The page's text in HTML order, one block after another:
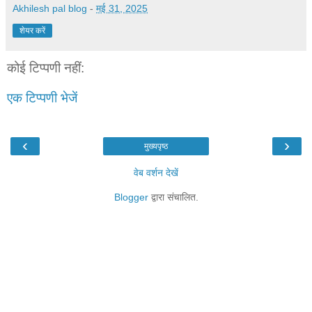
Akhilesh pal blog - मई 31, 2025
शेयर करें
कोई टिप्पणी नहीं:
एक टिप्पणी भेजें
‹ ›
मुख्यपृष्ठ
वेब वर्शन देखें
Bloggerद्वारा संचालित.